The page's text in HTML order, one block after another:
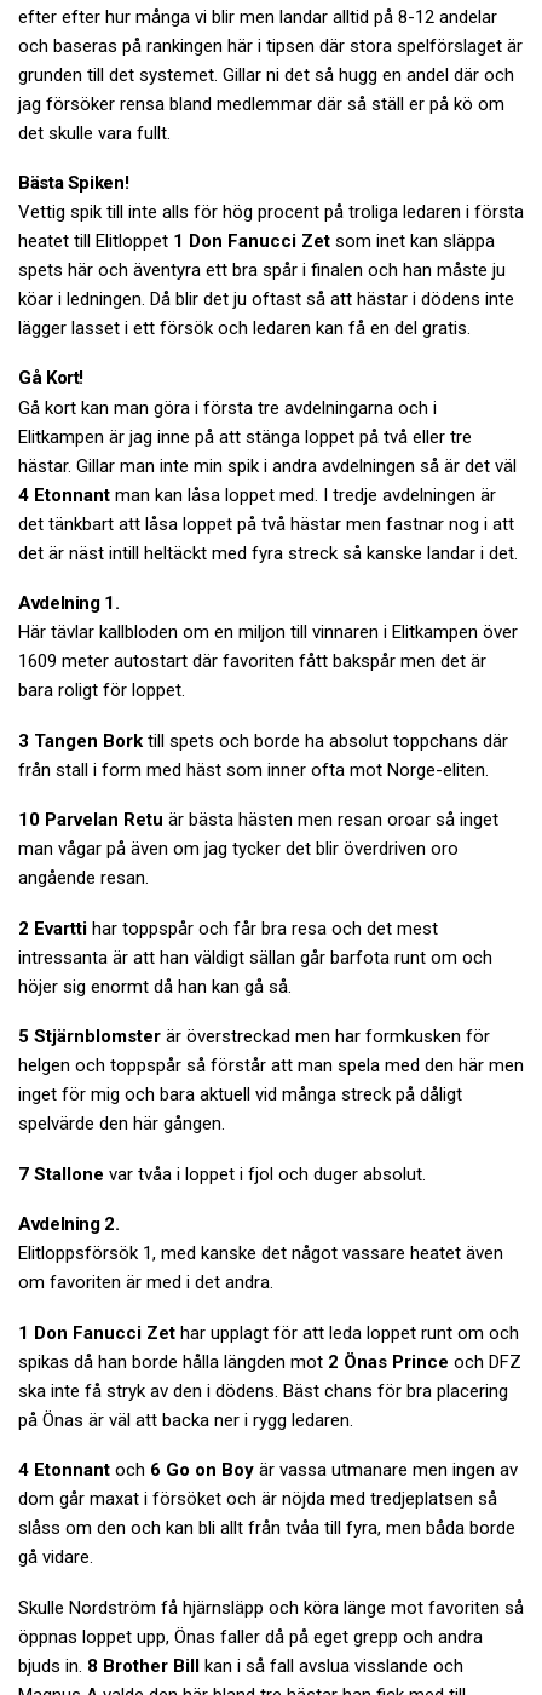
efter efter hur många vi blir men landar alltid på 8-12 andelar
och baseras på rankingen här i tipsen där stora spelförslaget är
grunden till det systemet. Gillar ni det så hugg en andel där och
jag försöker rensa bland medlemmar där så ställ er på kö om
det skulle vara fullt.
Bästa Spiken!
Vettig spik till inte alls för hög procent på troliga ledaren i första
heatet till Elitloppet 1 Don Fanucci Zet som inet kan släppa
spets här och äventyra ett bra spår i finalen och han måste ju
köar i ledningen. Då blir det ju oftast så att hästar i dödens inte
lägger lasset i ett försök och ledaren kan få en del gratis.
Gå Kort!
Gå kort kan man göra i första tre avdelningarna och i
Elitkampen är jag inne på att stänga loppet på två eller tre
hästar. Gillar man inte min spik i andra avdelningen så är det väl
4 Etonnant man kan låsa loppet med. I tredje avdelningen är
det tänkbart att låsa loppet på två hästar men fastnar nog i att
det är näst intill heltäckt med fyra streck så kanske landar i det.
Avdelning 1.
Här tävlar kallbloden om en miljon till vinnaren i Elitkampen över
1609 meter autostart där favoriten fått bakspår men det är
bara roligt för loppet.
3 Tangen Bork till spets och borde ha absolut toppchans där
från stall i form med häst som inner ofta mot Norge-eliten.
10 Parvelan Retu är bästa hästen men resan oroar så inget
man vågar på även om jag tycker det blir överdriven oro
angående resan.
2 Evartti har toppspår och får bra resa och det mest
intressanta är att han väldigt sällan går barfota runt om och
höjer sig enormt då han kan gå så.
5 Stjärnblomster är överstreckad men har formkusken för
helgen och toppspår så förstår att man spela med den här men
inget för mig och bara aktuell vid många streck på dåligt
spelvärde den här gången.
7 Stallone var tvåa i loppet i fjol och duger absolut.
Avdelning 2.
Elitloppsförsök 1, med kanske det något vassare heatet även
om favoriten är med i det andra.
1 Don Fanucci Zet har upplagt för att leda loppet runt om och
spikas då han borde hålla längden mot 2 Önas Prince och DFZ
ska inte få stryk av den i dödens. Bäst chans för bra placering
på Önas är väl att backa ner i rygg ledaren.
4 Etonnant och 6 Go on Boy är vassa utmanare men ingen av
dom går maxat i försöket och är nöjda med tredjeplatsen så
slåss om den och kan bli allt från tvåa till fyra, men båda borde
gå vidare.
Skulle Nordström få hjärnsläpp och köra länge mot favoriten så
öppnas loppet upp, Önas faller då på eget grepp och andra
bjuds in. 8 Brother Bill kan i så fall avslua visslande och